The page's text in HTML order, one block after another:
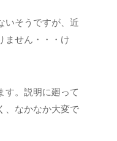
いそうですが、近
ません・・・け
す。説明に廻って
、なかなか大変で